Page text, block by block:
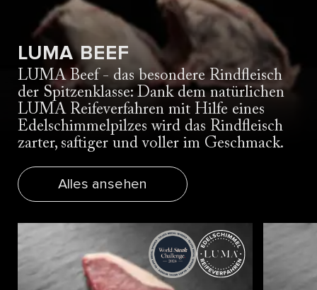
LUMA BEEF
LUMA Beef - das besondere Rindfleisch
der Spitzenklasse: Dank dem natürlichen
LUMA Reifeverfahren mit Hilfe eines
Edelschimmelpilzes wird das Rindfleisch
zarter, saftiger und voller im Geschmack.
Alles ansehen